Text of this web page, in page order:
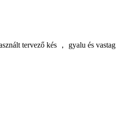
tervező kés ， gyalu és vastag